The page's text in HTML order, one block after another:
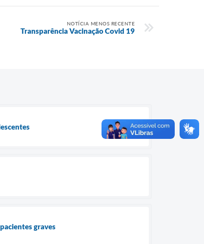
NOTÍCIA MENOS RECENTE
Transparência Vacinação Covid 19
graves